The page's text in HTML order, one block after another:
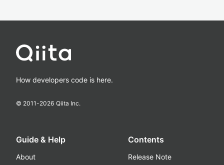
How developers code is here.
© 2011-2026 Qiita Inc.
Guide & Help
About
Contents
Release Note